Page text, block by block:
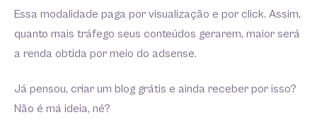
Essa modalidade paga por visualização e por click. Assim,
quanto mais tráfego seus conteúdos gerarem, maior será
a renda obtida por meio do adsense.
Já pensou, criar um blog grátis e ainda receber por isso?
Não é má ideia, né?